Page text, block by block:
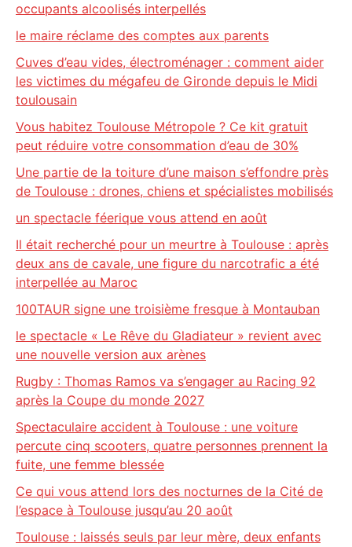
occupants alcoolisés interpellés
le maire réclame des comptes aux parents
Cuves d’eau vides, électroménager : comment aider
les victimes du mégafeu de Gironde depuis le Midi
toulousain
Vous habitez Toulouse Métropole ? Ce kit gratuit
peut réduire votre consommation d’eau de 30%
Une partie de la toiture d’une maison s’effondre près
de Toulouse : drones, chiens et spécialistes mobilisés
un spectacle féerique vous attend en août
Il était recherché pour un meurtre à Toulouse : après
deux ans de cavale, une figure du narcotrafic a été
interpellée au Maroc
100TAUR signe une troisième fresque à Montauban
le spectacle « Le Rêve du Gladiateur » revient avec
une nouvelle version aux arènes
Rugby : Thomas Ramos va s’engager au Racing 92
après la Coupe du monde 2027
Spectaculaire accident à Toulouse : une voiture
percute cinq scooters, quatre personnes prennent la
fuite, une femme blessée
Ce qui vous attend lors des nocturnes de la Cité de
l’espace à Toulouse jusqu’au 20 août
Toulouse : laissés seuls par leur mère, deux enfants